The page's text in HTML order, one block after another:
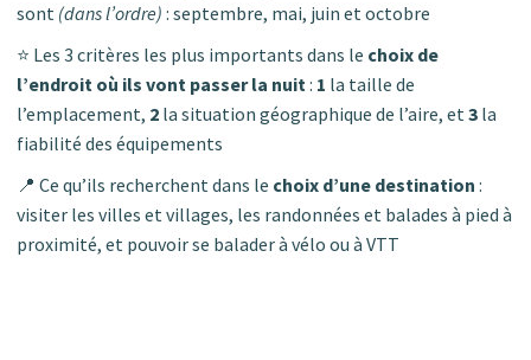
sont (dans l’ordre) : septembre, mai, juin et octobre
⭐ Les 3 critères les plus importants dans le choix de
l’endroit où ils vont passer la nuit: 1 la taille de
l’emplacement, 2 la situation géographique de l’aire, et3 la
fiabilité des équipements
📍 Ce qu’ils recherchent dans le choix d’une destination :
visiter les villes et villages, les randonnées et balades à pied à
proximité, et pouvoir se balader à vélo ou à VTT